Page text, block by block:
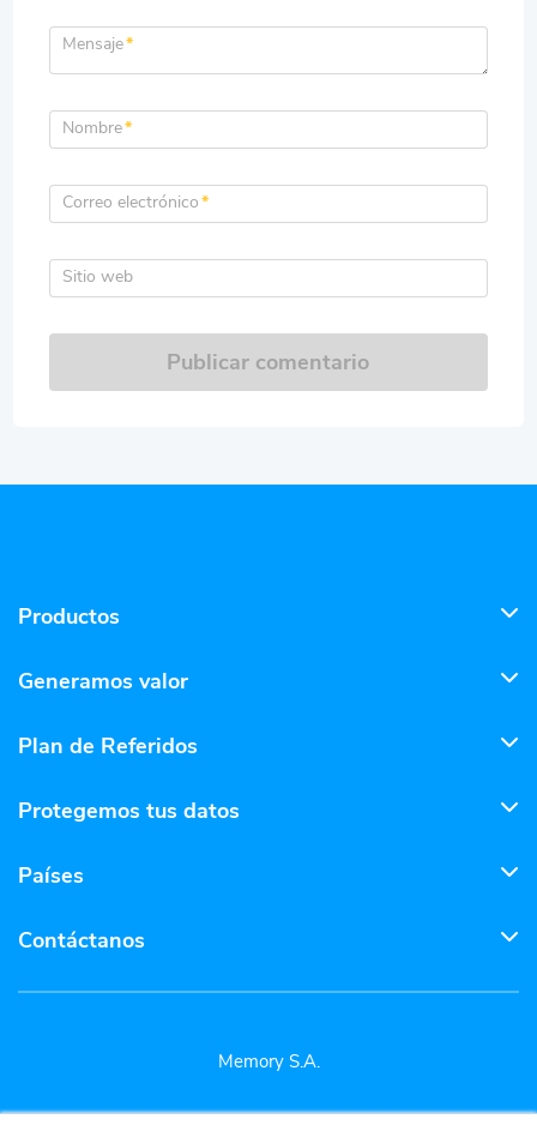
Mensaje*
Nombre*
Correo electrónico*
Sitio web
Publicar comentario
Productos
Generamos valor
Plan de Referidos
Protegemos tus datos
Países
Contáctanos
Memory S.A.